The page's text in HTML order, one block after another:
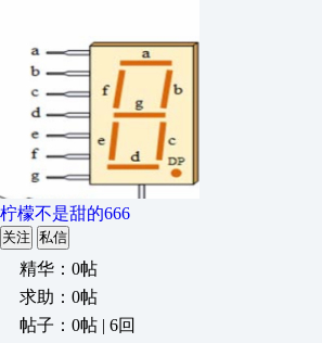
柠檬不是甜的666
关注 私信
精华：0帖
求助：0帖
帖子：0帖 | 6回